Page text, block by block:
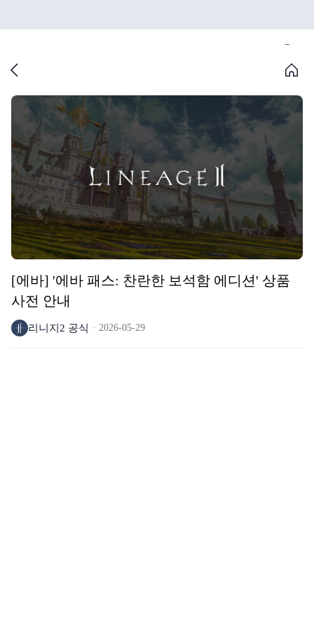
[에바] '에바 패스: 찬란한 보석함 에디션' 상품
사전 안내
리니지2 공식 2026-05-29